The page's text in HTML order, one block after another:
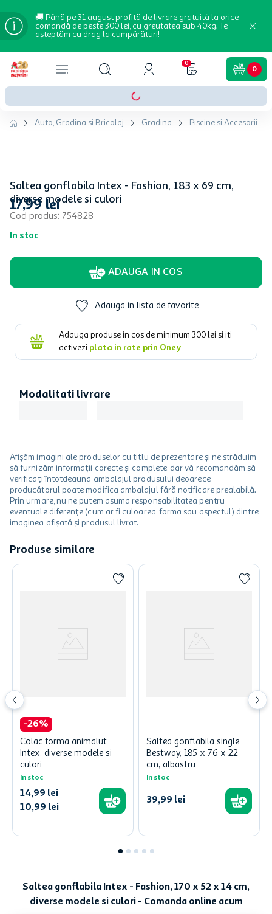
🚚 Până pe 31 august profită de livrare gratuită la orice
comandă de peste 300 lei, cu greutatea sub 40kg. Te
așteptăm cu drag la cumpărături!
0
0
Auto, Gradina si Bricolaj Gradina Piscine si Accesorii
Saltea gonflabila Intex - Fashion, 183 x 69 cm,
diverse modele si culori
Cod produs: 754828
In stoc
17,99 lei
ADAUGA IN COS
Adauga in lista de favorite
Adauga produse in cos de minimum 300 lei si iti
activezi plata in rate prin Oney
Modalitati livrare
Afișăm imagini ale produselor cu titlu de prezentare și ne străduim
să furnizăm informații corecte și complete, dar vă recomandăm să
verificați întotdeauna ambalajul produsului deoarece
producătorul poate modifica ambalajul fără notificare prealabilă.
Prin urmare, nu ne putem asuma responsabilitatea pentru
eventuale diferențe (cum ar fi culoarea, forma sau aspectul) dintre
imaginea afișată și produsul livrat.
Produse similare
-26%
Colac forma animalut
Intex, diverse modele si
culori
In stoc
10,99 lei
14,99lei
Saltea gonflabila single
Bestway, 185 x 76 x 22
cm, albastru
In stoc
39,99 lei
Saltea gonflabila Intex - Fashion, 170 x 52 x 14 cm,
diverse modele si culori - Comanda online acum